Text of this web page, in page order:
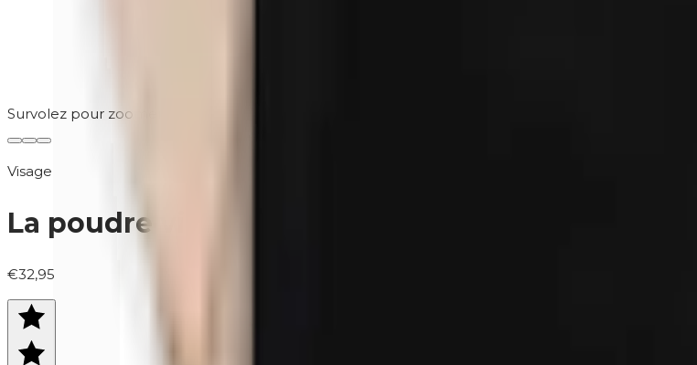
Survolez pour zoomer
Visage
La poudre visage | 820 Translucent
€32,95